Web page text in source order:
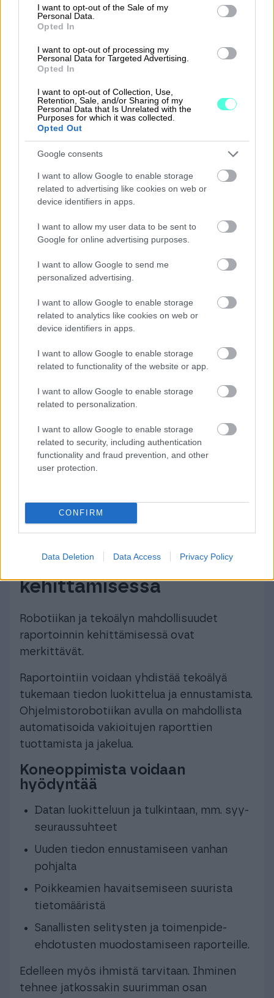
consent section.
I want to opt-out of the Sale of my
Personal Data.
Opted In
I want to opt-out of processing my
Personal Data for Targeted Advertising.
Opted In
I want to opt-out of Collection, Use,
Retention, Sale, and/or Sharing of my
Personal Data that Is Unrelated with the
Purposes for which it was collected.
Opted Out
Google consents
I want to allow Google to enable storage
related to advertising like cookies on web or
device identifiers in apps.
I want to allow my user data to be sent to
Google for online advertising purposes.
I want to allow Google to send me
personalized advertising.
I want to allow Google to enable storage
related to analytics like cookies on web or
device identifiers in apps.
I want to allow Google to enable storage
related to functionality of the website or app.
I want to allow Google to enable storage
related to personalization.
I want to allow Google to enable storage
related to security, including authentication
functionality and fraud prevention, and other
user protection.
CONFIRM
Data Deletion Data Access Privacy Policy
Raporttien käyttäjät
Koska yrityksissä on tyypillisesti monia eri
ryhmiä, jotka käyttävät ja tarvitsevat
kannattaa niiden sujuvaan jakeluun kiinnittää
huomiota.
Erilaisia tapoja jakaa raportteja
ovat muun muassa
Yhteinen raporttiportaali
Itsepalvelumalli, jolloin käyttäjällä on
oikeudet raportointijärjestelmään omien
käyttäjäoikeuksien rajoissa
Raporttien automaattinen jakelu esim.
sähköpostilla
Tehokkainta on, jos käyttäjä pääsee itse
kiinniraportointijärjestelmään, hänen on
mahdollista porautua raporteilta jopa
mukaan.
Tekoälyn mahdollisuudet
raportoinnin
kehittämisessä
Robotiikan ja tekoälyn mahdollisuudet
raportoinnin kehittämisessä ovat
merkittävät.
Raportointiin voidaan yhdistää tekoälyä
tukemaan tiedon luokittelua ja ennustamista.
Ohjelmistorobotiikan avulla on mahdollista
automatisoida vakioitujen raporttien
tuottamista ja jakelua.
Koneoppimista voidaan
hyödyntää
Datan luokitteluun ja tulkintaan, mm. syy-
seuraussuhteet
Uuden tiedon ennustamiseen vanhan
pohjalta
Poikkeamien havaitsemiseen suurista
tietomääristä
Sanallisten selitysten ja toimenpide-
ehdotusten muodostamiseen raporteille.
Edelleen myös ihmistä tarvitaan. Ihminen
tehnee jatkossakin suurimman osan